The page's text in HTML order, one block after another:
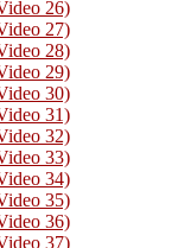
26)
27)
28)
29)
30)
31)
32)
33)
34)
35)
36)
37)